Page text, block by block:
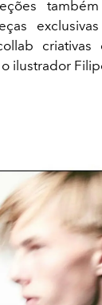
criativas
ilustrador